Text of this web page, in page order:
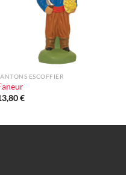
ESCOFFIER
€